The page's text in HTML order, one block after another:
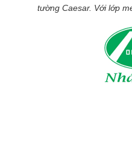
tường Caesar. Với lớp